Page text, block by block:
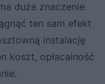
duże znaczenie
ten sam efekt
instalację
koszt, opłacalność